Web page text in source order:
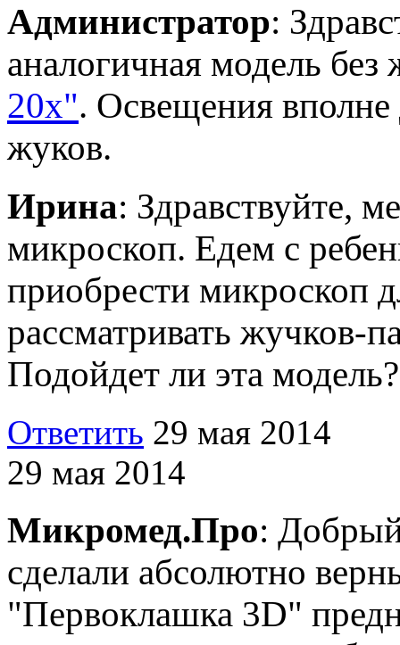
Администратор:
аналогичная модель
20х". Освещения вполне
жуков.
Ирина: Здравствуйте,
микроскоп. Едем с
приобрести микроскоп
рассматривать жучков-
Подойдет ли эта модель?
Ответить 29 мая 2014
29 мая 2014
Микромед.Про:
сделали абсолютно
"Первоклашка 3D"